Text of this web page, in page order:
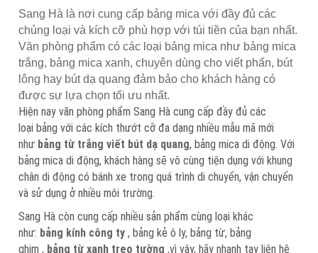
Sang Hà là nơi cung cấp bảng mica với đầy đủ các
chủng loại và kích cỡ phù hợp với túi tiền của bạn nhất.
Văn phòng phẩm có các loại bảng mica như bảng mica
trắng, bảng mica xanh, chuyên dùng cho viết phấn, bút
lông hay bút dạ quang đảm bảo cho khách hàng có
được sự lựa chọn tối ưu nhất.
Hiện nay văn phòng phẩm Sang Hà cung cấp đầy đủ các
loại bảng với các kích thướt cỡ đa dạng nhiều mẫu mã mới
như bảng từ trắng viết bút dạ quang, bảng mica di động. Với
bảng mica di động, khách hàng sẽ vô cùng tiện dụng với khung
chân di động có bánh xe trong quá trình di chuyển, vận chuyển
và sử dụng ở nhiều môi trường.
Sang Hà còn cung cấp nhiều sản phẩm cùng loại khác
như: bảng kính công ty , bảng kẻ ô ly, bảng từ, bảng
ghim , bảng từ xanh treo tường ,vì vậy, hãy nhanh tay liên hệ